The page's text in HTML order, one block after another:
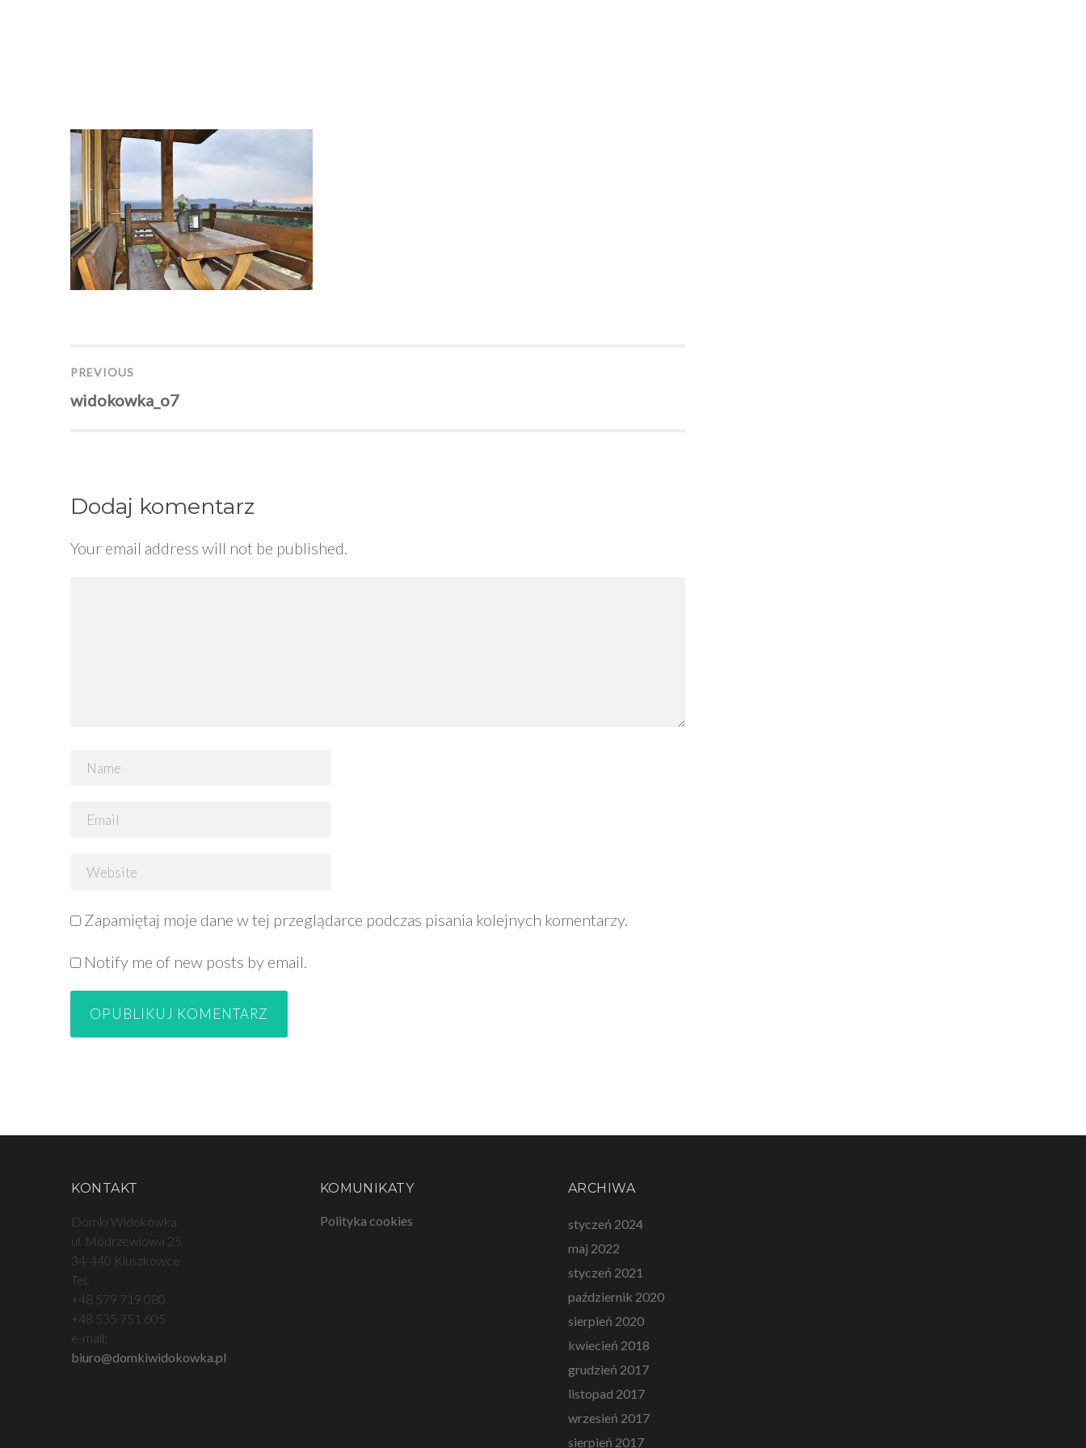
Nawigacja
wpisu
PREVIOUS
Previous
widokowka_o7
Dodaj komentarz
Your email address will not be published.
Zapamiętaj moje dane w tej przeglądarce podczas pisania kolejnych komentarzy.
Notify me of new posts by email.
KONTAKT
Domki Widokówka
ul. Modrzewiowa 25
34-440 Kluszkowce
Tel:
+48 579 719 080
+48 535 751 605
e-mail:
biuro@domkiwidokowka.pl
KOMUNIKATY
Polityka cookies
ARCHIWA
styczeń 2024
maj 2022
styczeń 2021
październik 2020
sierpień 2020
kwiecień 2018
grudzień 2017
listopad 2017
wrzesień 2017
sierpień 2017